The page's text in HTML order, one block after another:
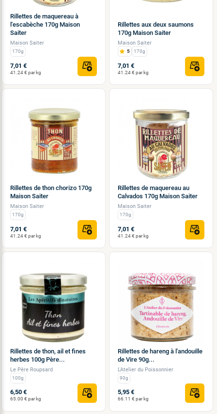
Rillettes de maquereau à
l'escabèche 170g Maison
Saiter
Maison Saiter
170g
7,01 €
41.24 € par kg
Rillettes aux deux saumons
170g Maison Saiter
Maison Saiter
5 170g
7,01 €
41.24 € par kg
Rillettes de thon chorizo 170g
Maison Saiter
Maison Saiter
170g
7,01 €
41.24 € par kg
Rillettes de maquereau au
Calvados 170g Maison Saiter
Maison Saiter
170g
7,01 €
41.24 € par kg
Rillettes de thon, ail et fines
herbes 100g Père...
Le Père Roupsard
100g
6,50 €
65.00 € par kg
Rillettes de hareng à l'andouille
de Vire 90g...
L'Atelier du Poissonnier
90g
5,95 €
66.11 € par kg